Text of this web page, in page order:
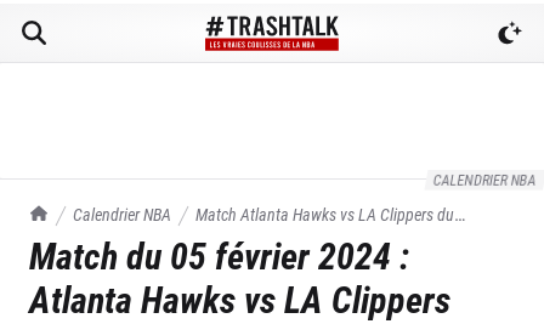
CALENDRIER NBA
TrashTalk Actu NBA
Calendrier NBA MatchAtlanta Hawks vsLA Clippersdu
05/02/2024
Match du 05 février 2024 :
Atlanta Hawks vsLA Clippers